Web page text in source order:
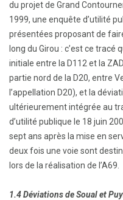
du projet de Grand
1999, une enquête d’utilité
présentées proposant de
long du Girou : c’est ce tracé
initiale entre la D112 et la
partie nord de la D20, entre
l’appellation D20), et la
ultérieurement intégrée au
d’utilité publique le 18 juin
sept ans après la mise en
deux fois une voie sont
lors de la réalisation de l’A69.
1.4 Déviations de Soual et